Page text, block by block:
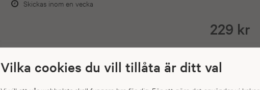
Vilka cookies du vill tillåta är ditt val
Skickas inom en vecka
229 kr